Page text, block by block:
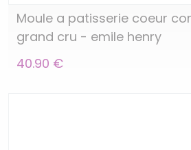
Moule a patisserie coeur
grand cru - emile henry
40.90 €